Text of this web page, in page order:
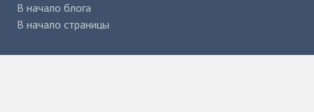
В начало блога
В начало страницы